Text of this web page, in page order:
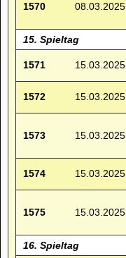
1570 08.03.2025
15. Spieltag
1571 15.03.2025
1572 15.03.2025
1573 15.03.2025
1574 15.03.2025
1575 15.03.2025
16. Spieltag